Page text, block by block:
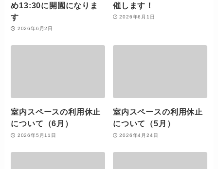
め13:30に開園になりま
す
2026年6月2日
催します！
2026年6月1日
室内スペースの利用休止
について（6月）
2026年5月11日
室内スペースの利用休止
について（5月）
2026年4月24日